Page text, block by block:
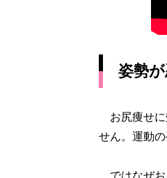
姿勢
お尻痩せに
せん。運動
ではなぜお